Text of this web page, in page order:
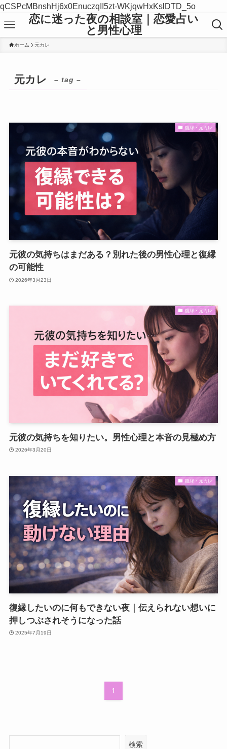
qCSPcMBnshHj6x0EnuczqII5zt-WKjqwHxKslDTD_5o
恋に迷った夜の相談室｜恋愛占い
と男性心理
ホーム 元カレ
元カレ – tag –
復縁・元カレ
元彼の気持ちはまだある？別れた後の男性心理と復縁
の可能性
2026年3月23日
復縁・元カレ
元彼の気持ちを知りたい。男性心理と本音の見極め方
2026年3月20日
復縁・元カレ
復縁したいのに何もできない夜｜伝えられない想いに
押しつぶされそうになった話
2025年7月19日
1
検索